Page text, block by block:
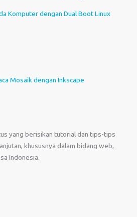
Komputer dengan Dual Boot Linux
Mosaik dengan Inkscape
yang berisikan tutorial dan tips-tips
khususnya dalam bidang web,
Indonesia.